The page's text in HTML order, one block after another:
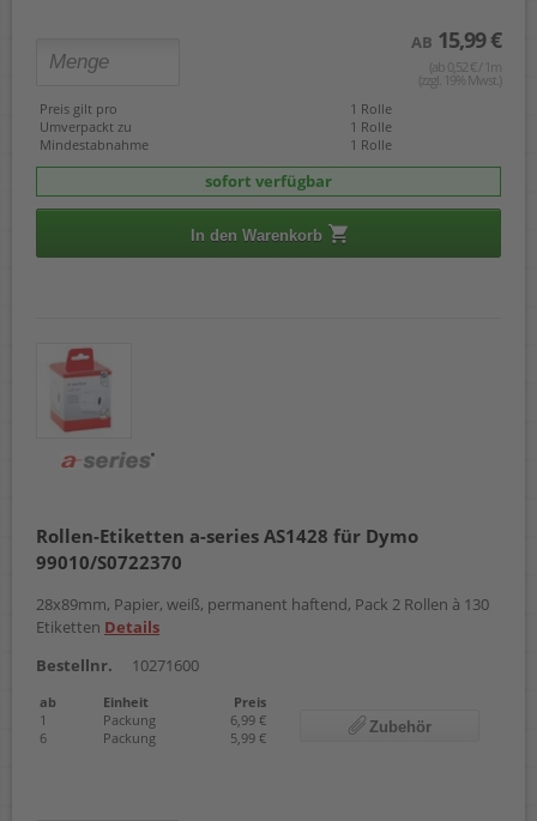
AB 15,99 €
(ab 0,52 € / 1m
(zzgl. 19% Mwst.)
Preis gilt pro
1 Rolle
Umverpackt zu
1 Rolle
Mindestabnahme
1 Rolle
sofort verfügbar
In den Warenkorb
Rollen-Etiketten a-series AS1428 für Dymo
99010/S0722370
28x89mm, Papier, weiß, permanent haftend, Pack 2 Rollen à 130
Etiketten Details
Bestellnr.
10271600
ab Einheit
Preis
1
Packung
6,99 €
6
Packung 5,99 €
Zubehör